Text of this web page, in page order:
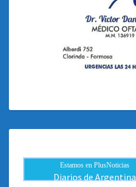
Estamos en PlusNoticias
Diarios de Argentina